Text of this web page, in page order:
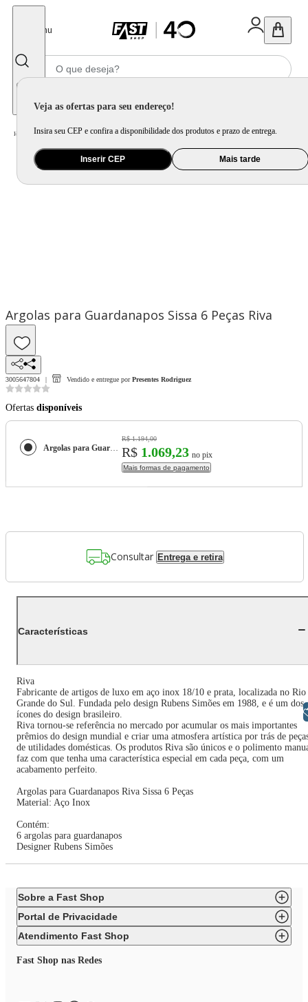
Menu
Veja as ofertas para seu endereço!
Insira seu CEP e confira a disponibilidade dos produtos e prazo de entrega.
Inserir CEP Mais tarde
Home Utilidade Doméstica Mesa / Mesa Posta
Argolas para Guardanapos Sissa 6 Peças Riva
3005647804 Vendido e entregue por Presentes Rodriguez
Ofertas disponíveis
Argolas para Guardanapos Sissa 6 Peças Riva
R$ 1.194,00
R$ 1.069,23 no pix
Mais formas de pagamento
Consultar Entrega e retira
Características
Riva
Fabricante de artigos de luxo em aço inox 18/10 e prata, localizada no Rio
Grande do Sul. Fundada pelo design Rubens Simões em 1988, e é um dos
ícones do design brasileiro.
Riva tornou-se referência no mercado por acumular os mais importantes
prêmios do design mundial e criar uma atmosfera artística por trás de
de utilidades domésticas. Os produtos Riva são únicos e o polimento
faz com que tenha uma característica especial em cada peça, com um
acabamento perfeito.
Argolas para Guardanapos Riva Sissa 6 Peças
Material: Aço Inox
Contém:
6 argolas para guardanapos
Designer Rubens Simões
Sobre a Fast Shop
Portal de Privacidade
Atendimento Fast Shop
Fast Shop nas Redes
Libras